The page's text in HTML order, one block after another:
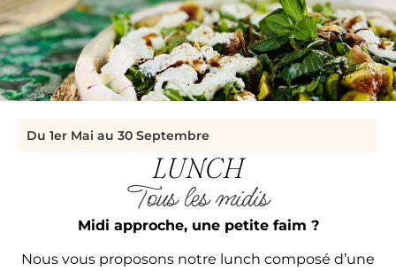
Du 1er Mai au 30 Septembre
LUNCH
Tous les midis
Midi approche, une petite faim ?
Nous vous proposons notre lunch composé d’une